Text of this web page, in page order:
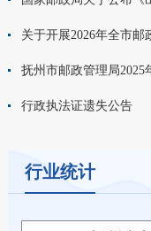
行政执法证遗失公告
行业统计